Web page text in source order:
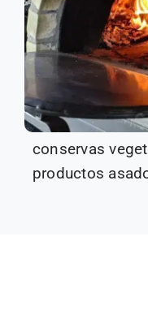
conservas
productos